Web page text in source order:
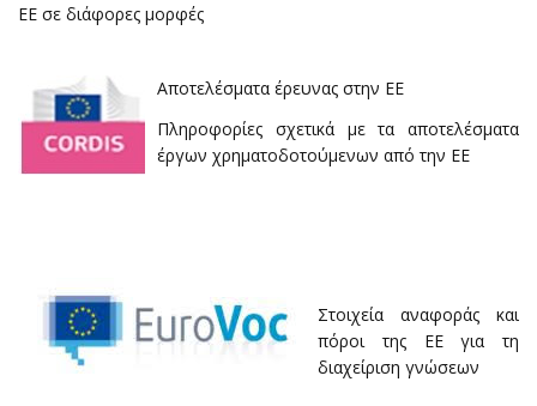
ΕΕ σε διάφορες μορφές
Αποτελέσματα έρευνας στην ΕΕ­­
Πληροφορίες σχετικά με τα αποτελέσματα
έργων χρηματοδοτούμενων από την ΕΕ
Στοιχεία αναφοράς και
πόροι της ΕΕ για τη
διαχείριση γνώσεων